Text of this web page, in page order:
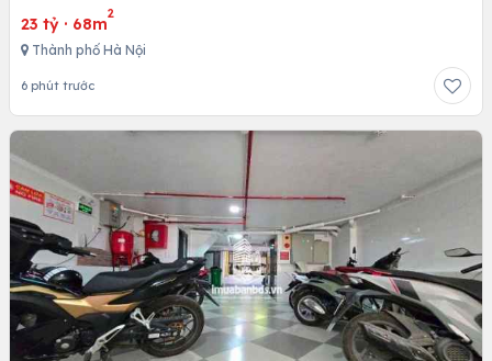
23 tỷ · 68m
2
Thành phố Hà Nội
6 phút trước